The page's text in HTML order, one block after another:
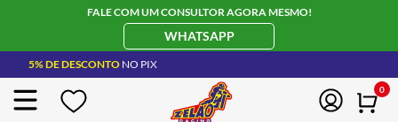
FALE COM UM CONSULTOR AGORA MESMO!
WHATSAPP
5% DE DESCONTO NO PIX
0